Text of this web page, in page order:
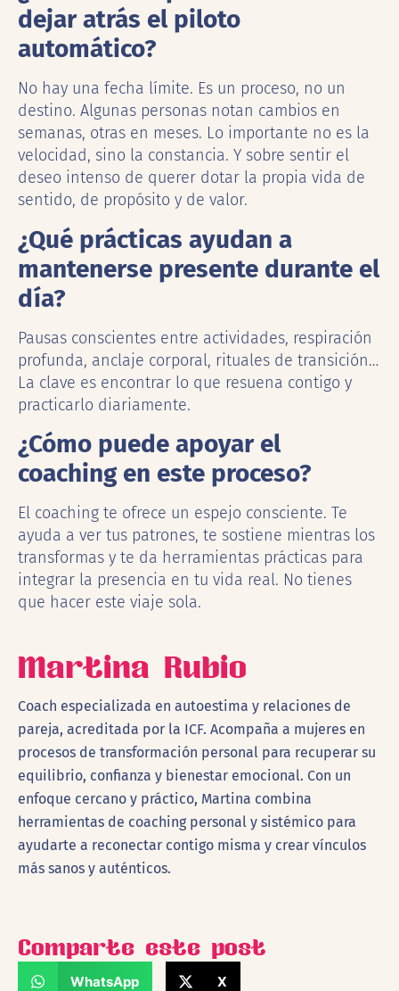
dejar atrás el piloto
automático?
No hay una fecha límite. Es un proceso, no un
destino. Algunas personas notan cambios en
semanas, otras en meses. Lo importante no es la
velocidad, sino la constancia. Y sobre sentir el
deseo intenso de querer dotar la propia vida de
sentido, de propósito y de valor.
¿Qué prácticas ayudan a
mantenerse presente durante el
día?
Pausas conscientes entre actividades, respiración
profunda, anclaje corporal, rituales de transición…
La clave es encontrar lo que resuena contigo y
practicarlo diariamente.
¿Cómo puede apoyar el
coaching en este proceso?
El coaching te ofrece un espejo consciente. Te
ayuda a ver tus patrones, te sostiene mientras los
transformas y te da herramientas prácticas para
integrar la presencia en tu vida real. No tienes
que hacer este viaje sola.
Martina Rubio
Coach especializada en autoestima y relaciones de
pareja, acreditada por la ICF. Acompaña a mujeres en
procesos de transformación personal para recuperar su
equilibrio, confianza y bienestar emocional. Con un
enfoque cercano y práctico, Martina combina
herramientas de coaching personal y sistémico para
ayudarte a reconectar contigo misma y crear vínculos
más sanos y auténticos.
Comparte este post
WhatsApp X